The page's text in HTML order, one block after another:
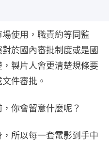
使用，職責約等同監
於國內審批制度或是國
製片人會更清楚規條要
件審批。
你會留意什麼呢？
所以每一套電影到手中